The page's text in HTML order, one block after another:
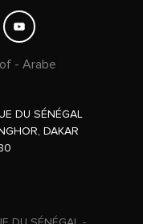
- Arabe
DU SÉNÉGAL
DAKAR